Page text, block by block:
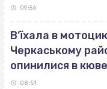
09:56
В’їхала в
Черкаському
опинилися в
08:51